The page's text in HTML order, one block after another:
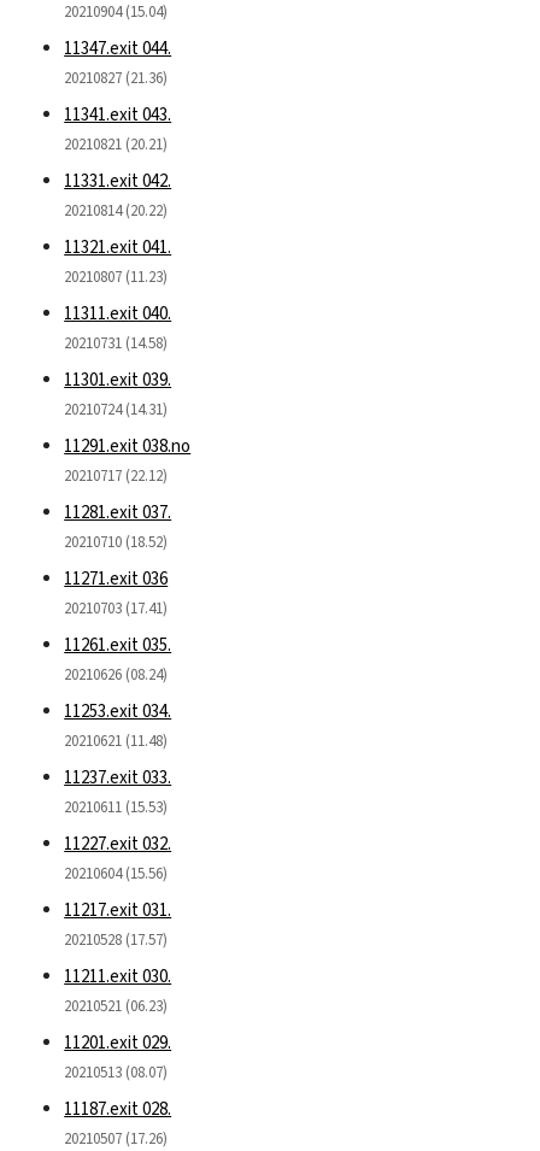
20210904 (15.04)
11347.exit 044.
20210827 (21.36)
11341.exit 043.
20210821 (20.21)
11331.exit 042.
20210814 (20.22)
11321.exit 041.
20210807 (11.23)
11311.exit 040.
20210731 (14.58)
11301.exit 039.
20210724 (14.31)
11291.exit 038.no
20210717 (22.12)
11281.exit 037.
20210710 (18.52)
11271.exit 036
20210703 (17.41)
11261.exit 035.
20210626 (08.24)
11253.exit 034.
20210621 (11.48)
11237.exit 033.
20210611 (15.53)
11227.exit 032.
20210604 (15.56)
11217.exit 031.
20210528 (17.57)
11211.exit 030.
20210521 (06.23)
11201.exit 029.
20210513 (08.07)
11187.exit 028.
20210507 (17.26)